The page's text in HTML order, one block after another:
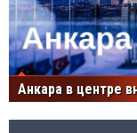
Анкара в центре